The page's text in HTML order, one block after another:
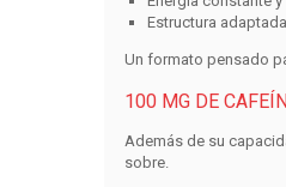
Estructura
Un formato pensado
100 MG DE
Además de su
sobre.